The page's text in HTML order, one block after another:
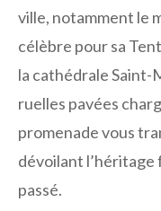
ville, notamment le
célèbre pour sa
la cathédrale Saint-
ruelles pavées
promenade vous
dévoilant l’héritage
passé.